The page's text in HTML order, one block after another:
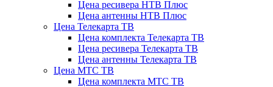
Цена ресивера НТВ Плюс
Цена антенны НТВ Плюс
Цена Телекарта ТВ
Цена комплекта Телекарта ТВ
Цена ресивера Телекарта ТВ
Цена антенны Телекарта ТВ
Цена МТС ТВ
Цена комплекта МТС ТВ